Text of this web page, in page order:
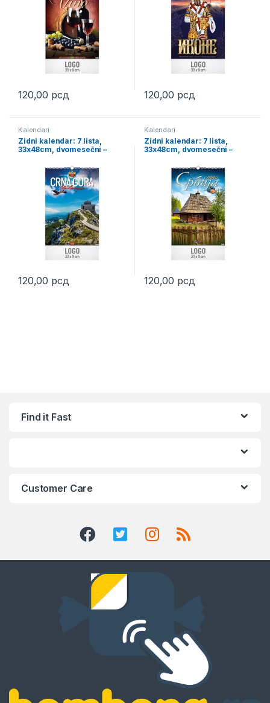
120,00 рсд 120,00 рсд
Kalendari
Zidni kalendar: 7 lista,
33x48cm, dvomesečni –
120,00 рсд
Kalendari
Zidni kalendar: 7 lista,
33x48cm, dvomesečni –
120,00 рсд
Find it Fast
Customer Care